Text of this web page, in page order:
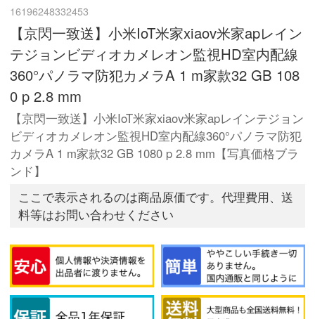
16196248332453
【京閃一致送】小米IoT米家xiaov米家apレイン
テジョンビディオカメレオン監視HD室内配線
360°パノラマ防犯カメラA 1 m家款32 GB 108
0 p 2.8 mm
【京閃一致送】小米IoT米家xiaov米家apレインテジョン
ビディオカメレオン監視HD室内配線360°パノラマ防犯
カメラA 1 m家款32 GB 1080 p 2.8 mm【写真価格ブラ
ンド】
ここで表示されるのは商品原価です。代理費用、送
料等はお問い合わせください